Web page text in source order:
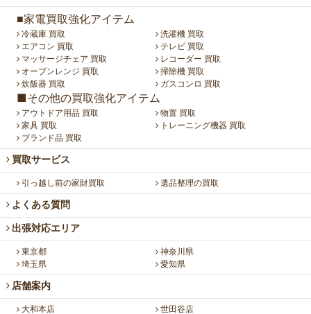
■家電買取強化アイテム
冷蔵庫 買取
洗濯機 買取
エアコン 買取
テレビ 買取
マッサージチェア 買取
レコーダー 買取
オーブンレンジ 買取
掃除機 買取
炊飯器 買取
ガスコンロ 買取
■その他の買取強化アイテム
アウトドア用品 買取
物置 買取
家具 買取
トレーニング機器 買取
ブランド品 買取
買取サービス
引っ越し前の家財買取 遺品整理の買取
よくある質問
出張対応エリア
東京都
神奈川県
埼玉県
愛知県
店舗案内
大和本店
世田谷店